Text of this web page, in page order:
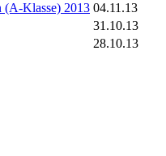
(A-Klasse) 2013 04.11.13
31.10.13
28.10.13